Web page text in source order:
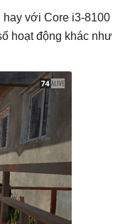
với Core i3-8100
hoạt động khác như